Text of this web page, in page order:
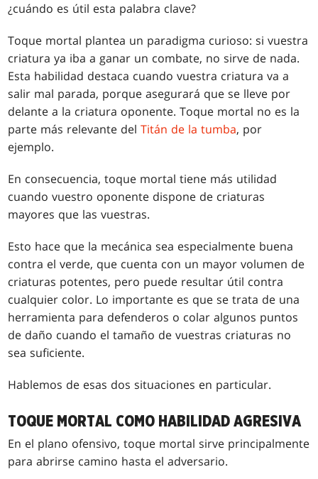
¿cuándo es útil esta palabra clave?
Toque mortal plantea un paradigma curioso: si vuestra
criatura ya iba a ganar un combate, no sirve de nada.
Esta habilidad destaca cuando vuestra criatura va a
salir mal parada, porque asegurará que se lleve por
delante a la criatura oponente. Toque mortal no es la
parte más relevante delTitán de la tumba, por
ejemplo.
En consecuencia, toque mortal tiene más utilidad
cuando vuestro oponente dispone de criaturas
mayores que las vuestras.
Esto hace que la mecánica sea especialmente buena
contra el verde, que cuenta con un mayor volumen de
criaturas potentes, pero puede resultar útil contra
cualquier color. Lo importante es que se trata de una
herramienta para defenderos o colar algunos puntos
de daño cuando el tamaño de vuestras criaturas no
sea suficiente.
Hablemos de esas dos situaciones en particular.
TOQUE MORTAL COMO HABILIDAD AGRESIVA
En el plano ofensivo, toque mortal sirve principalmente
para abrirse camino hasta el adversario.